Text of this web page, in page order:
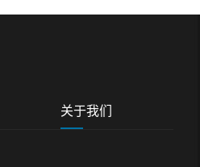
关于我们